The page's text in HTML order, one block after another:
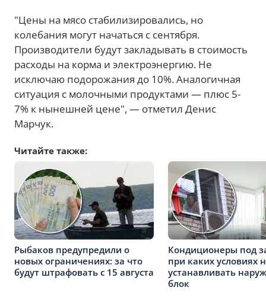
"Цены на мясо стабилизировались, но
колебания могут начаться с сентября.
Производители будут закладывать в стоимость
расходы на корма и электроэнергию. Не
исключаю подорожания до 10%. Аналогичная
ситуация с молочными продуктами — плюс 5-
7% к нынешней цене", — отметил Денис
Марчук.
Читайте также:
Рыбаков предупредили о
новых ограничениях: за что
будут штрафовать с 15 августа
Кондиционеры под
при каких условиях
устанавливать
блок